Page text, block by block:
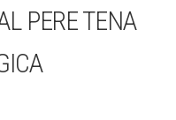
PERE TENA